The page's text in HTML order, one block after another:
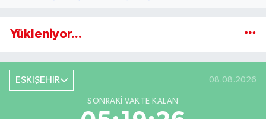
Yükleniyor...
ESKİŞEHİR 08.08.2026
SONRAKI VAKTE KALAN